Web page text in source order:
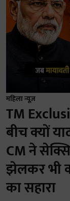
महिला न्यूज़
TM
बीच क्यों
CM ने
झेलकर भी
का सहारा